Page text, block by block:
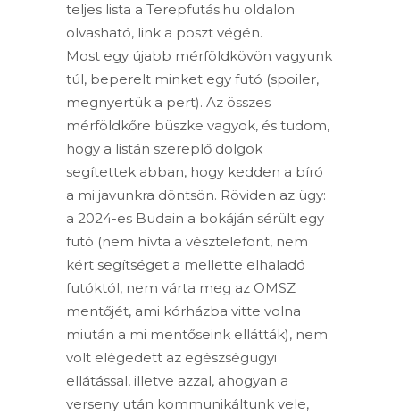
teljes lista a Terepfutás.hu oldalon
olvasható, link a poszt végén.
Most egy újabb mérföldkövön vagyunk
túl, beperelt minket egy futó (spoiler,
megnyertük a pert). Az összes
mérföldkőre büszke vagyok, és tudom,
hogy a listán szereplő dolgok
segítettek abban, hogy kedden a bíró
a mi javunkra döntsön. Röviden az ügy:
a 2024-es Budain a bokáján sérült egy
futó (nem hívta a vésztelefont, nem
kért segítséget a mellette elhaladó
futóktól, nem várta meg az OMSZ
mentőjét, ami kórházba vitte volna
miután a mi mentőseink ellátták), nem
volt elégedett az egészségügyi
ellátással, illetve azzal, ahogyan a
verseny után kommunikáltunk vele,